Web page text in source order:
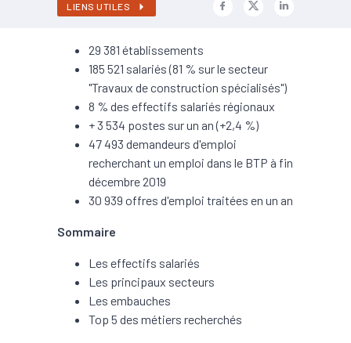
LIENS UTILES
29 381 établissements
185 521 salariés (81 % sur le secteur
"Travaux de construction spécialisés")
8 % des effectifs salariés régionaux
+ 3 534 postes sur un an (+2,4 %)
47 493 demandeurs d'emploi
recherchant un emploi dans le BTP à fin
décembre 2019
30 939 offres d'emploi traitées en un an
Sommaire
Les effectifs salariés
Les principaux secteurs
Les embauches
Top 5 des métiers recherchés